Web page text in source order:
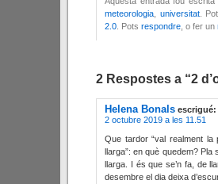
meteorologia
universitat.
2.0 . Pots respondre , o fer un
2 Respostes a “2
Helena Bonals escrigué:
2 octubre 2019 a les 11.51
Que tardor “val realment la
llarga”: en què quedem?
llarga. I és que se’n fa, de
desembre el dia deixa